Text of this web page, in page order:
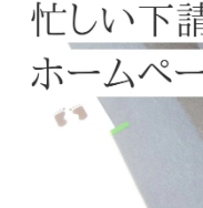
ホームページ
YouTube＆
集客できました